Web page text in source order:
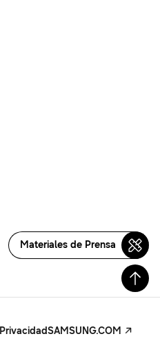
Materiales de Prensa
PrivacidadSAMSUNG.COM